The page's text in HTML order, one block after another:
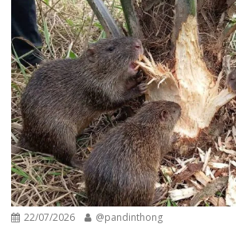
22/07/2026 @pandinthong